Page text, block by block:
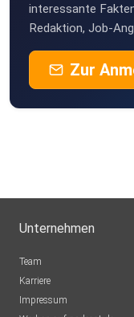
interessante
Redaktion, Job-
Zur
Unternehmen
Team
Karriere
Impressum